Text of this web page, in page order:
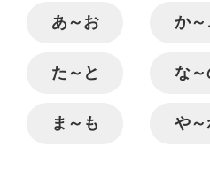
あ～お か～
た～と な～
ま～も や～